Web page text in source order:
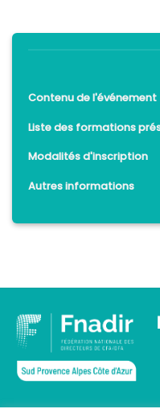
Contenu de l'événement
Liste des formations
Modalités d'inscription
Autres informations